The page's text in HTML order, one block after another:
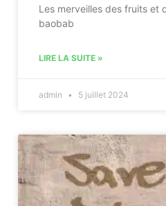
Les merveilles des fruits et
baobab
LIRE LA SUITE »
admin 5 juillet 2024